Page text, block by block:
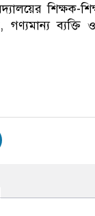
শিক্ষক-
ব্যক্তি ও